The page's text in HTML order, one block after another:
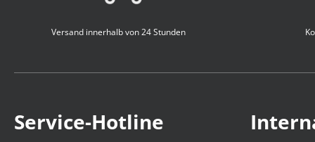
Versand innerhalb von 24 Stunden
Service-Hotline